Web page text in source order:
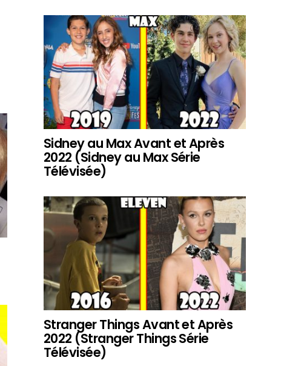
Sidney au Max Avant et Après
2022 (Sidney au Max Série
Télévisée)
Stranger Things Avant et Après
2022 (Stranger Things Série
Télévisée)